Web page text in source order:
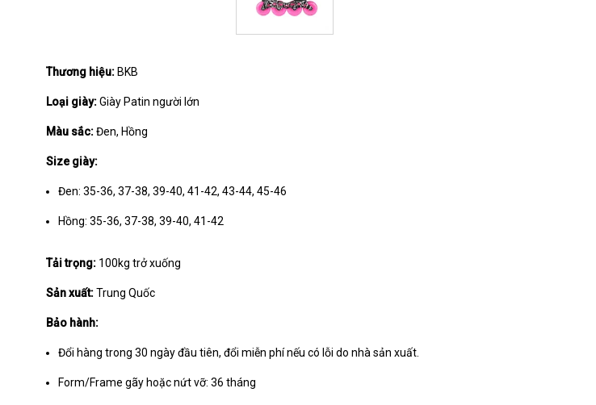
Thương hiệu: BKB
Loại giày:Giày Patin người lớn
Màu sắc:Đen, Hồng
Size giày:
Đen: 35-36, 37-38, 39-40, 41-42, 43-44, 45-46
Hồng: 35-36, 37-38, 39-40, 41-42
Tải trọng: 100kg trở xuống
Sản xuất:Trung Quốc
Bảo hành:
Đổi hàng trong 30 ngày đầu tiên, đổi miễn phí nếu có lỗi do nhà sản xuất.
Form/Frame gãy hoặc nứt vỡ: 36 tháng